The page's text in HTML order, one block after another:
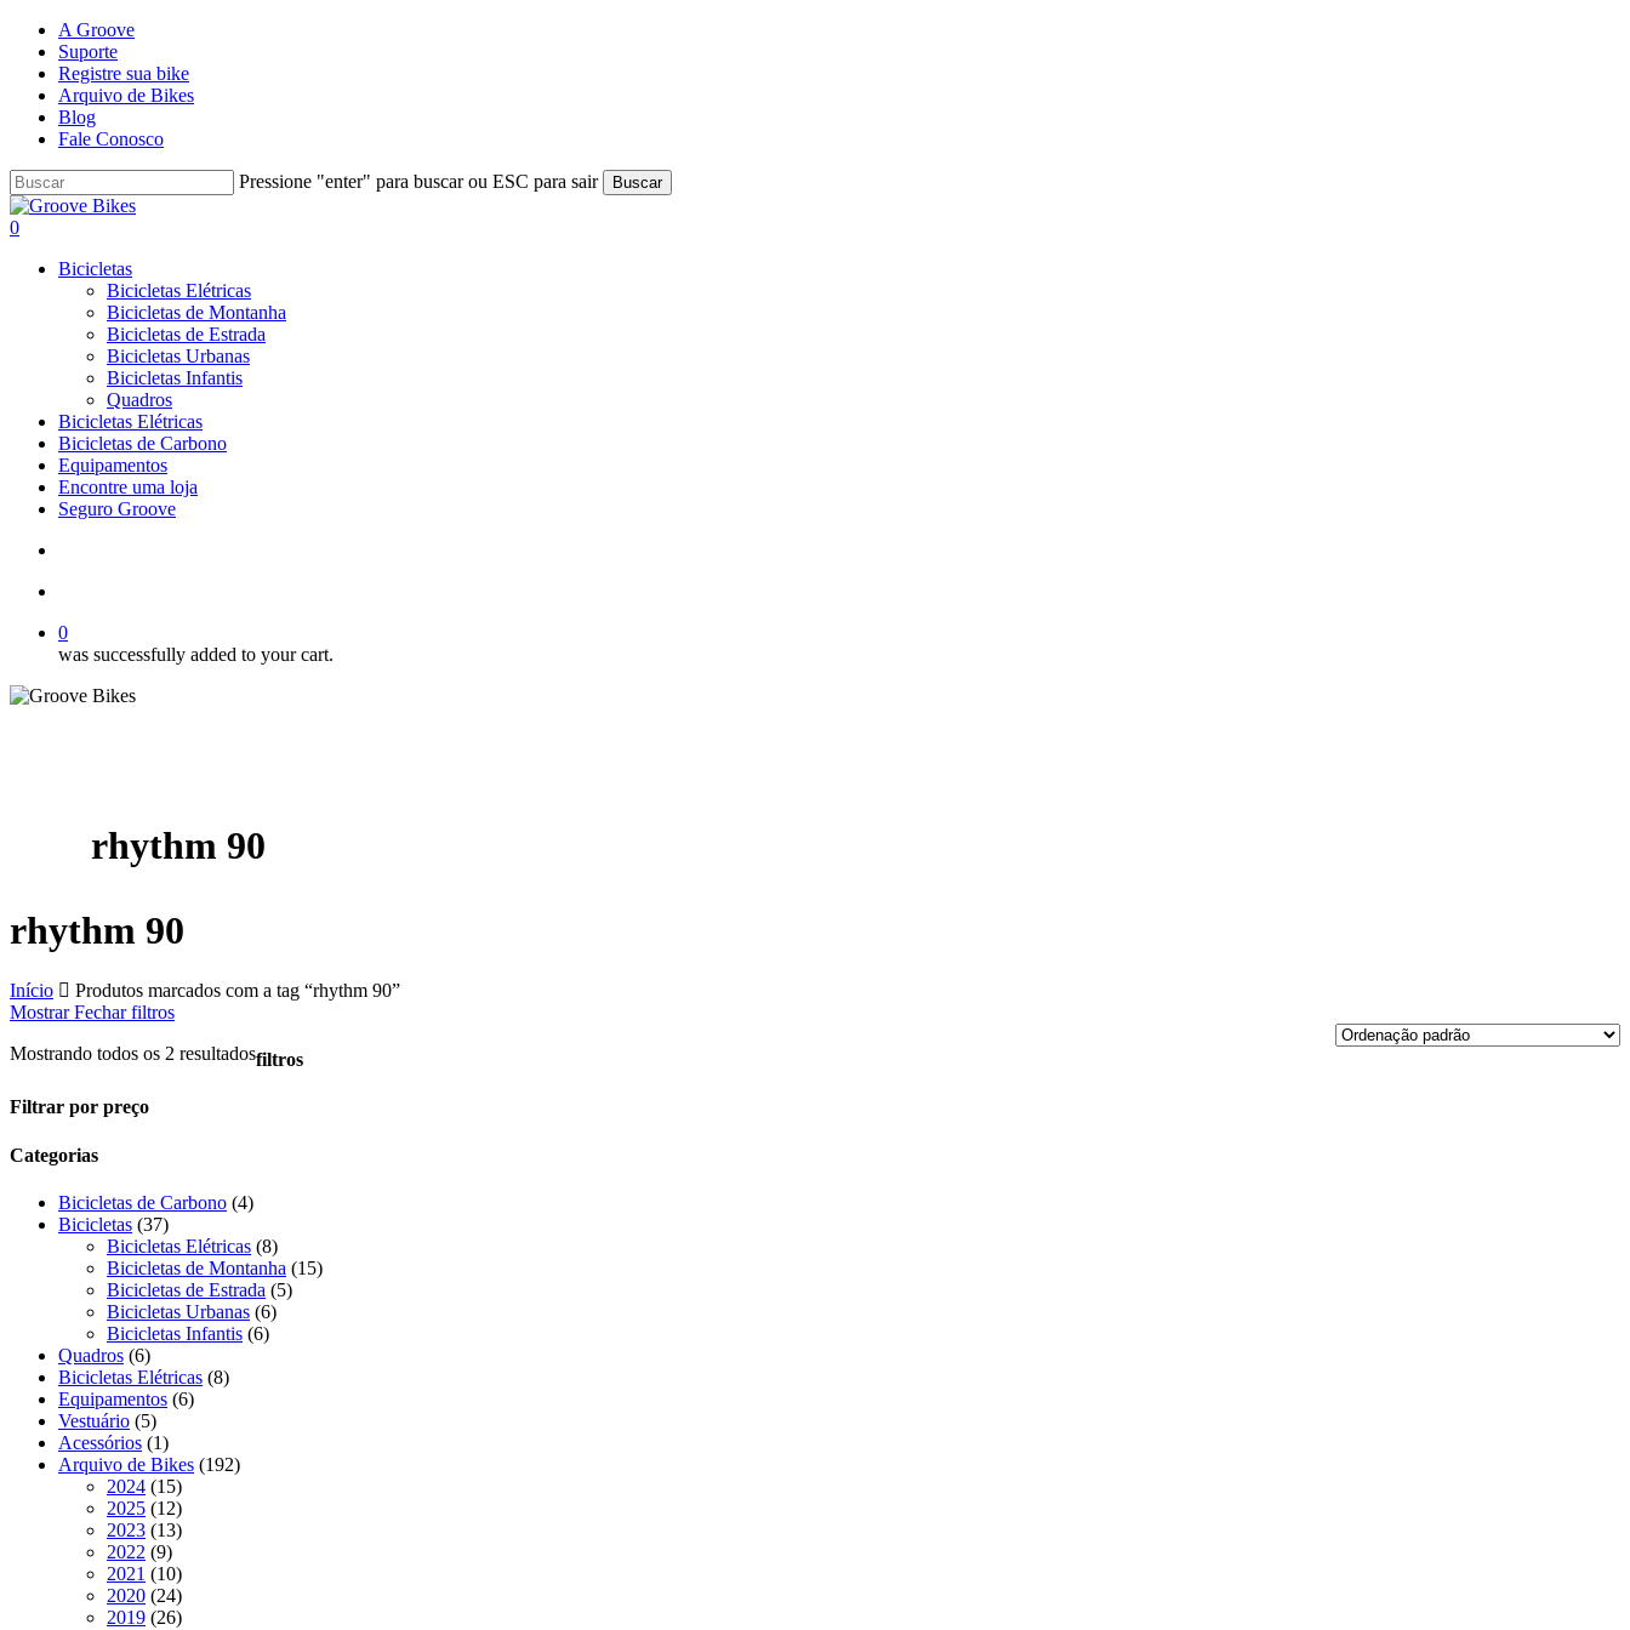
Skip
main
content
A Groove
Suporte
Registre sua bike
Arquivo de Bikes
Blog
Fale Conosco
Pressione "enter" para buscar ou ESC para sair Buscar
Close
Search
Buscar..
account
0
Bicicletas
Bicicletas Elétricas
Bicicletas de Montanha
Bicicletas de Estrada
Bicicletas Urbanas
Bicicletas Infantis
Quadros
Bicicletas Elétricas
Bicicletas de Carbono
Equipamentos
Encontre uma loja
Seguro Groove
0
was successfully added to your cart.
rhythm 90
rhythm 90
Início
Produtos marcados com a tag “rhythm 90”
Mostrar Fechar filtros
Mostrando todos os 2 resultadosfiltros
Close
Filtrar por preço
Categorias
Bicicletas de Carbono 44
Bicicletas 3737
produtos
Bicicletas Elétricas 88
produtos
Bicicletas de Montanha 1515
Bicicletas de Estrada 55
Bicicletas Urbanas 66
Bicicletas Infantis 66
Quadros 66
produtos
Bicicletas Elétricas 88
Equipamentos 66
Vestuário 55
produtos
Acessórios 11
produto
Arquivo de Bikes 192192
2024 1515
produtos
2025 1212
produtos
2023 1313
2022 99
produtos
2021 1010
produtos
2020 2424
produtos
2019 2626